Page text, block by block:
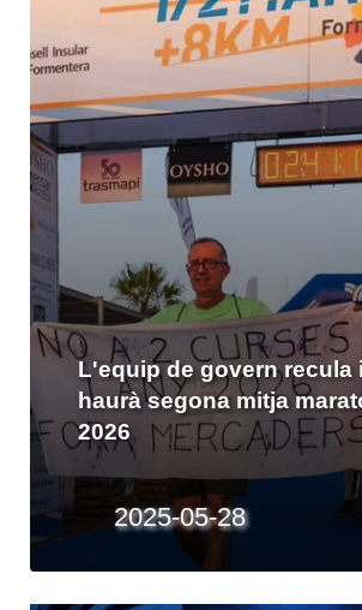
Els socialistes no volen
mitges maratons per a
2025-05-20